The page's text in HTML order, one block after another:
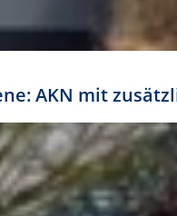
AKN mit